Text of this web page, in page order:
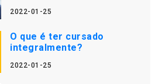
2022-01-25
O que é ter cursado
integralmente?
2022-01-25